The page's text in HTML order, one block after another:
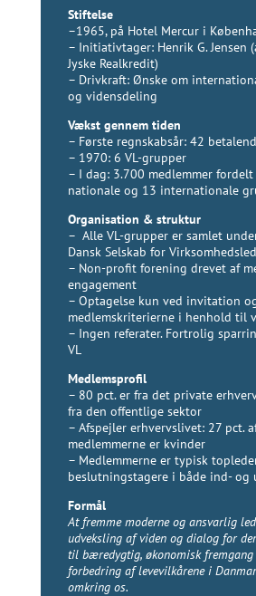
Stiftelse
–1965, på Hotel Mercur i
– Initiativtager: Henrik G. Jensen
Jyske Realkredit)
– Drivkraft: Ønske om
og vidensdeling
Vækst gennem tiden
– Første regnskabsår: 42
– 1970: 6 VL-grupper
– I dag: 3.700 medlemmer
nationale og 13 internationale
Organisation & struktur
– Alle VL-grupper er samlet
Dansk Selskab for
– Non-profit forening drevet af
engagement
– Optagelse kun ved invitation
medlemskriterierne i henhold til
– Ingen referater. Fortrolig
VL
Medlemsprofil
– 80 pct. er fra det private
fra den offentlige sektor
– Afspejler erhvervslivet: 27 pct.
medlemmerne er kvinder
– Medlemmerne er typisk
beslutningstagere i både ind- og
Formål
At fremme moderne og ansvarlig
udveksling af viden og dialog for
til bæredygtig, økonomisk fremgang
forbedring af levevilkårene i
omkring os.